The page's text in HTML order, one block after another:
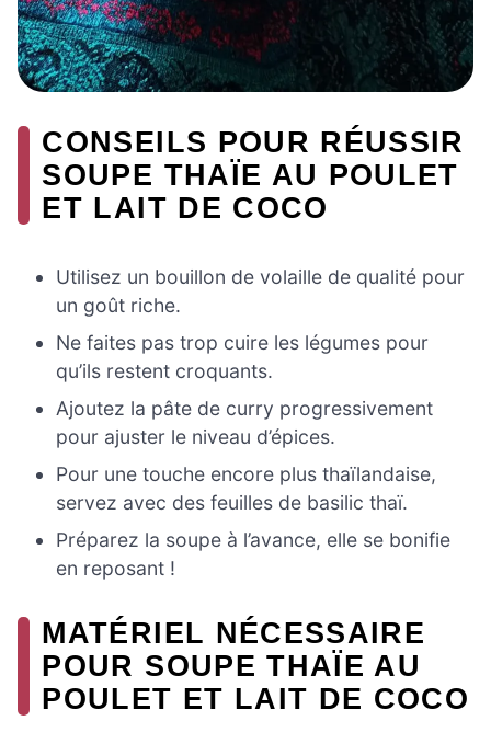
CONSEILS POUR RÉUSSIR
SOUPE THAÏE AU POULET
ET LAIT DE COCO
Utilisez un bouillon de volaille de qualité pour
un goût riche.
Ne faites pas trop cuire les légumes pour
qu’ils restent croquants.
Ajoutez la pâte de curry progressivement
pour ajuster le niveau d’épices.
Pour une touche encore plus thaïlandaise,
servez avec des feuilles de basilic thaï.
Préparez la soupe à l’avance, elle se bonifie
en reposant !
MATÉRIEL NÉCESSAIRE
POUR SOUPE THAÏE AU
POULET ET LAIT DE COCO